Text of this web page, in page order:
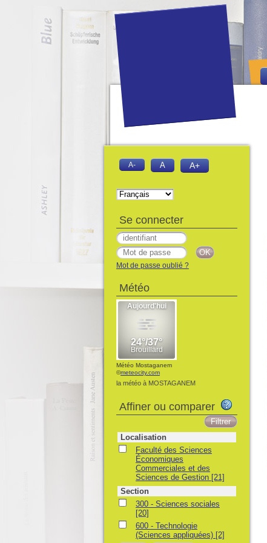
A- A A+
Se connecter
Mot de passe oublié ?
Météo
Météo Mostaganem
©meteocity.com
la météo à MOSTAGANEM
Affiner ou comparer
Localisation
Faculté des Sciences
Économiques
Commerciales et des
Sciences de Gestion [21]
Section
300 - Sciences sociales
[20]
600 - Technologie
(Sciences appliquées) [2]